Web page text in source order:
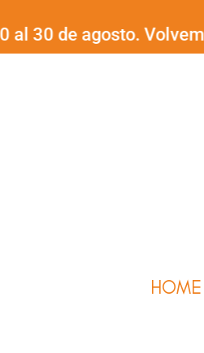
al
contenido
de agosto. Volvemos
HOME